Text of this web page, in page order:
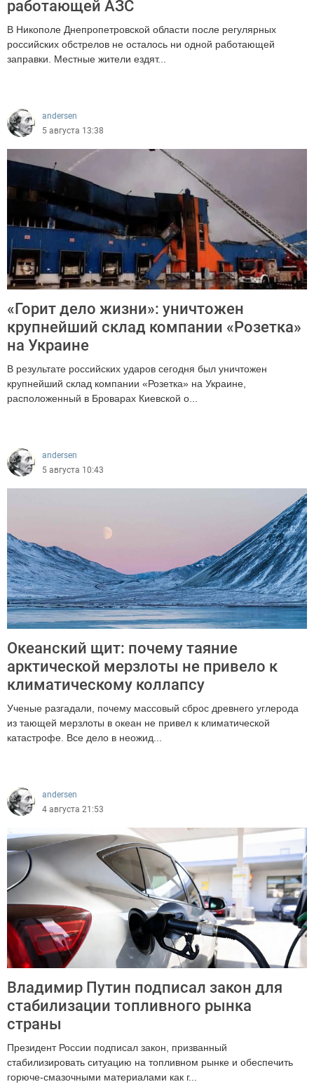
работающей АЗС
В Никополе Днепропетровской области после регулярных
российских обстрелов не осталось ни одной работающей
заправки. Местные жители ездят...
andersen
5 августа 13:38
«Горит дело жизни»: уничтожен
крупнейший склад компании «Розетка»
на Украине
В результате российских ударов сегодня был уничтожен
крупнейший склад компании «Розетка» на Украине,
расположенный в Броварах Киевской о...
andersen
5 августа 10:43
Океанский щит: почему таяние
арктической мерзлоты не привело к
климатическому коллапсу
Ученые разгадали, почему массовый сброс древнего углерода
из тающей мерзлоты в океан не привел к климатической
катастрофе. Все дело в неожид...
andersen
4 августа 21:53
Владимир Путин подписал закон для
стабилизации топливного рынка
страны
Президент России подписал закон, призванный
стабилизировать ситуацию на топливном рынке и обеспечить
горюче-смазочными материалами как г...